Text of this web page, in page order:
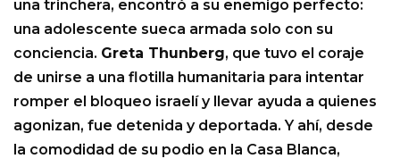
una trinchera, encontró a su enemigo perfecto:
una adolescente sueca armada solo con su
conciencia. Greta Thunberg, que tuvo el coraje
de unirse a una flotilla humanitaria para intentar
romper el bloqueo israelí y llevar ayuda a quienes
agonizan, fue detenida y deportada. Y ahí, desde
la comodidad de su podio en la Casa Blanca,